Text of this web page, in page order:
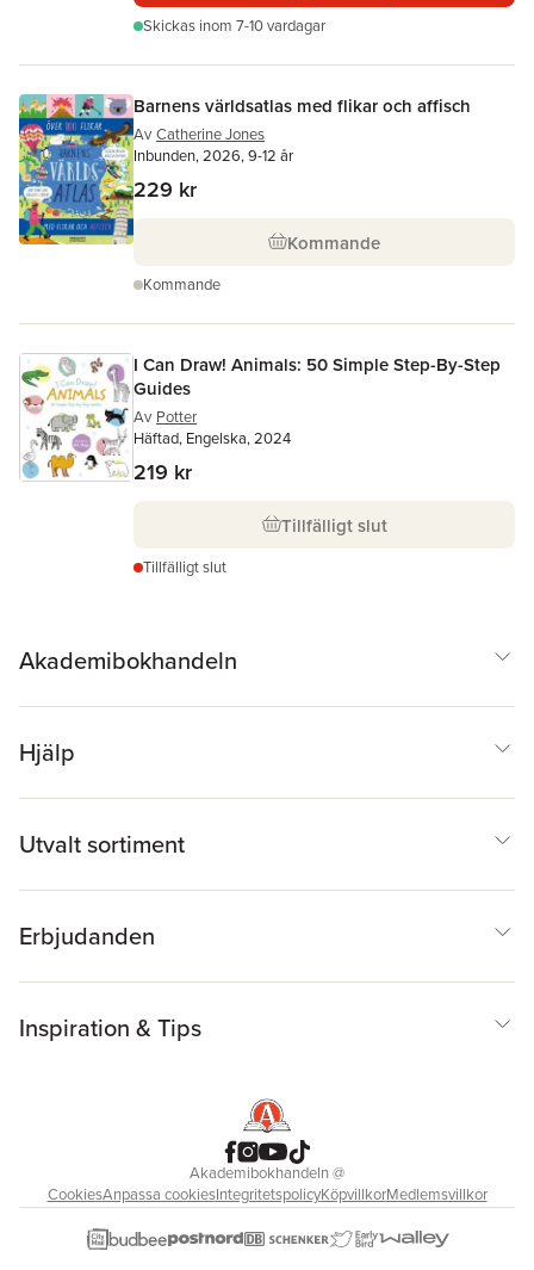
Skickas inom 7-10 vardagar
Barnens världsatlas med flikar och affisch
Av Catherine Jones
Inbunden, 2026, 9-12 år
229 kr
Kommande
Kommande
I Can Draw! Animals: 50 Simple Step-By-Step
Guides
Av Potter
Häftad, Engelska, 2024
219 kr
Tillfälligt slut
Tillfälligt slut
Akademibokhandeln
Hjälp
Utvalt sortiment
Erbjudanden
Inspiration & Tips
Akademibokhandeln@
CookiesAnpassa cookiesIntegritetspolicyKöpvillkorMedlemsvillkor